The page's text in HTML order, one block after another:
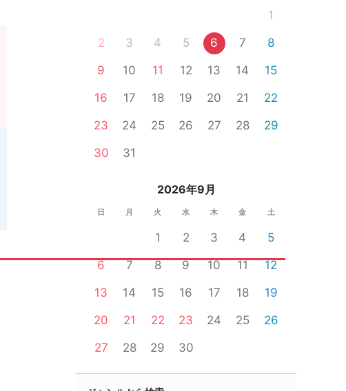
1
2
3 4 5 6 7
8
9
10 11 12 13 14
15
16
17 18 19 20 21
22
23
24 25 26 27 28
29
30
31
2026年9月
日 月 火 水 木 金 土
1 2 3 4
5
6
7 8 9 10 11
12
13
14 15 16 17 18
19
20
21 22 23 24 25
26
27
28 29 30